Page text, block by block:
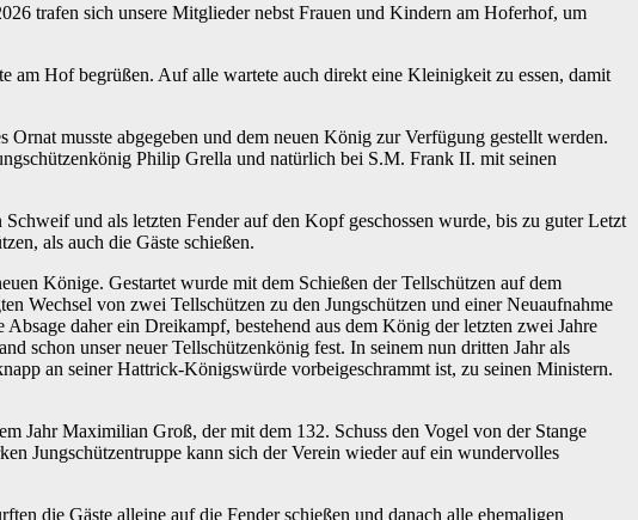
trafen sich unsere Mitglieder nebst Frauen und Kindern am Hoferhof, um
am Hof begrüßen. Auf alle wartete auch direkt eine Kleinigkeit zu essen, damit
musste abgegeben und dem neuen König zur Verfügung gestellt werden.
Philip Grella und natürlich bei S.M. Frank II. mit seinen
und als letzten Fender auf den Kopf geschossen wurde, bis zu guter Letzt
als auch die Gäste schießen.
Könige. Gestartet wurde mit dem Schießen der Tellschützen auf dem
Wechsel von zwei Tellschützen zu den Jungschützen und einer Neuaufnahme
daher ein Dreikampf, bestehend aus dem König der letzten zwei Jahre
schon unser neuer Tellschützenkönig fest. In seinem nun dritten Jahr als
an seiner Hattrick-Königswürde vorbeigeschrammt ist, zu seinen Ministern.
Jahr Maximilian Groß, der mit dem 132. Schuss den Vogel von der Stange
Jungschützentruppe kann sich der Verein wieder auf ein wundervolles
die Gäste alleine auf die Fender schießen und danach alle ehemaligen